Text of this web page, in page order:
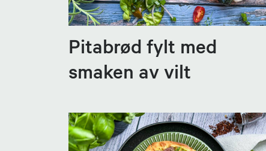
Pitabrød fylt med
smaken av vilt